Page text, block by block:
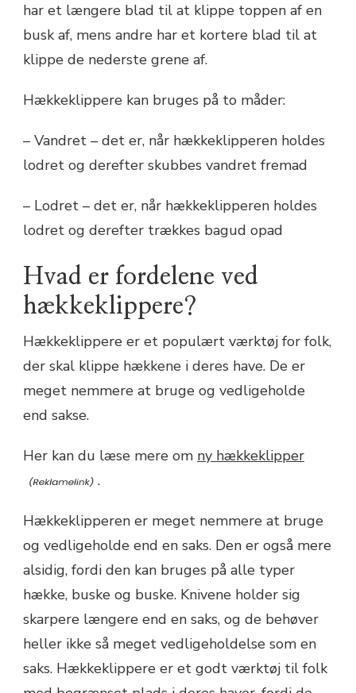
har et længere blad til at klippe toppen af en
busk af, mens andre har et kortere blad til at
klippe de nederste grene af.
Hækkeklippere kan bruges på to måder:
– Vandret – det er, når hækkeklipperen holdes
lodret og derefter skubbes vandret fremad
– Lodret – det er, når hækkeklipperen holdes
lodret og derefter trækkes bagud opad
Hvad er fordelene ved
hækkeklippere?
Hækkeklippere er et populært værktøj for folk,
der skal klippe hækkene i deres have. De er
meget nemmere at bruge og vedligeholde
end sakse.
Her kan du læse mere om ny hækkeklipper
.
Hækkeklipperen er meget nemmere at bruge
og vedligeholde end en saks. Den er også mere
alsidig, fordi den kan bruges på alle typer
hække, buske og buske. Knivene holder sig
skarpere længere end en saks, og de behøver
heller ikke så meget vedligeholdelse som en
saks. Hækkeklippere er et godt værktøj til folk